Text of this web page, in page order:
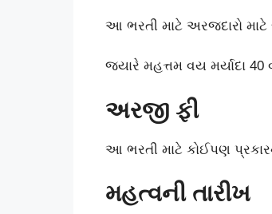
આ ભરતી માટે અરજદારો માટે
જ્યારે મહત્તમ વય મર્યાદા 40
અરજી ફી
આ ભરતી માટે કોઈપણ
મહત્વની તારીખ